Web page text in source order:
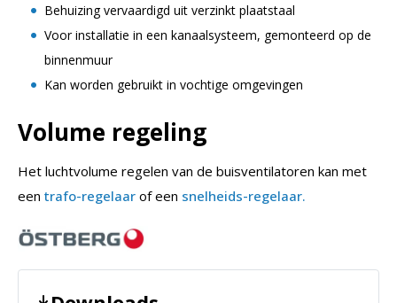
Behuizing vervaardigd uit verzinkt plaatstaal
Voor installatie in een kanaalsysteem, gemonteerd op de
binnenmuur
Kan worden gebruikt in vochtige omgevingen
Volume regeling
Het luchtvolume regelen van de buisventilatoren kan met
een trafo-regelaar of een snelheids-regelaar.